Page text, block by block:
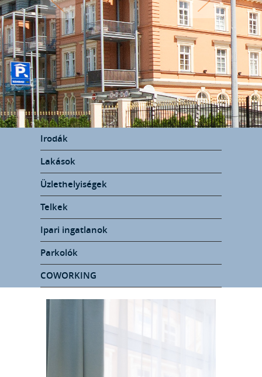
Irodák
Lakások
Üzlethelyiségek
Telkek
Ipari ingatlanok
Parkolók
COWORKING